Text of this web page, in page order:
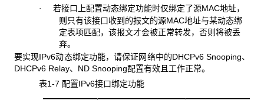
· 若接口上配置动态绑定功能时仅绑定了源MAC地址，
则只有该接口收到的报文的源MAC地址与某动态绑
定表项匹配，该报文才会被正常转发，否则将被丢
弃。
要实现IPv6动态绑定功能，请保证网络中的DHCPv6 Snooping、
DHCPv6 Relay、ND Snooping配置有效且工作正常。
表1-7 配置IPv6接口绑定功能